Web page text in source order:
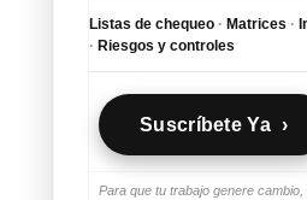
Listas de chequeo · Matrices ·
· Riesgos y controles
Suscríbete Ya ›
Para que tu trabajo genere cambio,